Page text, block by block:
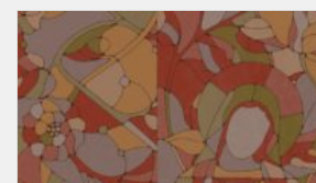
boosaardig in de oren klinkt? Don Carson, Tim
in deze 6 minuten durende video hun pastorale
Bijbelse handreiking.